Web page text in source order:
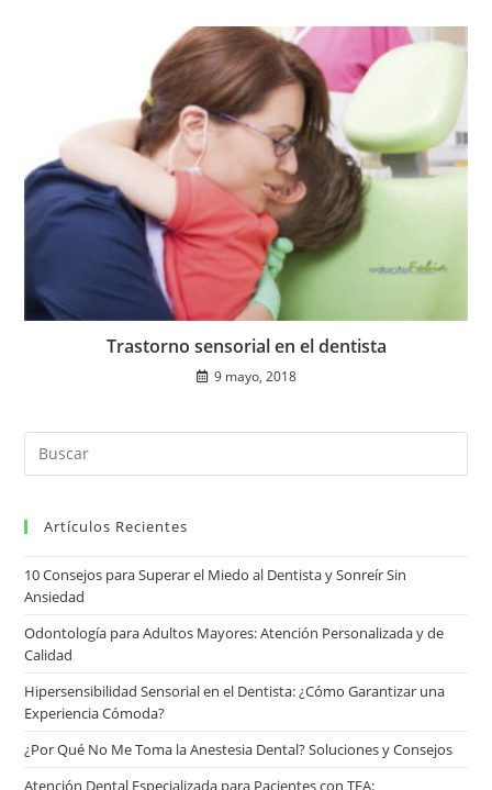
Trastorno sensorial en el dentista
9 mayo, 2018
Artículos Recientes
10 Consejos para Superar el Miedo al Dentista y Sonreír Sin
Ansiedad
Odontología para Adultos Mayores: Atención Personalizada y de
Calidad
Hipersensibilidad Sensorial en el Dentista: ¿Cómo Garantizar una
Experiencia Cómoda?
¿Por Qué No Me Toma la Anestesia Dental? Soluciones y Consejos
Atención Dental Especializada para Pacientes con TEA: